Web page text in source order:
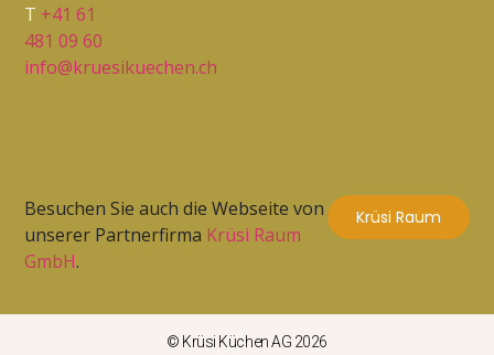
T +41 61
481 09 60
info@kruesikuechen.ch
Besuchen Sie auch die Webseite von
unserer Partnerfirma Krüsi Raum
GmbH.
Krüsi Raum
© Krüsi Küchen AG 2026